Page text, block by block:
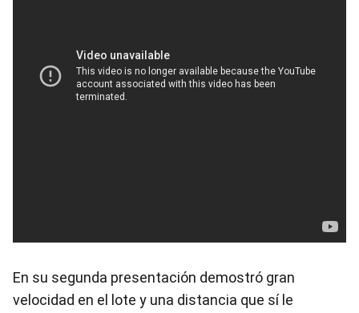
En su segunda presentación demostró gran
velocidad en el lote y una distancia que sí le